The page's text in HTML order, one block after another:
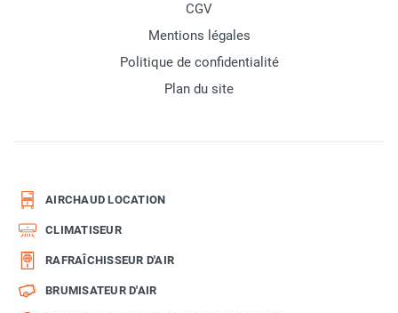
CGV
Mentions légales
Politique de confidentialité
Plan du site
AIRCHAUD LOCATION
CLIMATISEUR
RAFRAÎCHISSEUR D'AIR
BRUMISATEUR D'AIR